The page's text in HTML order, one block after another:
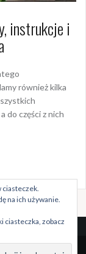
instrukcje i
również kilka
do części z nich
Oriaby
ciasteczek.
na ich używanie.
ciasteczka, zobacz